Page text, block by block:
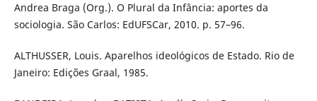
Andrea Braga (Org.). O Plural da Infância: aportes da
sociologia. São Carlos: EdUFSCar, 2010. p. 57–96.
ALTHUSSER, Louis. Aparelhos ideológicos de Estado. Rio de
Janeiro: Edições Graal, 1985.